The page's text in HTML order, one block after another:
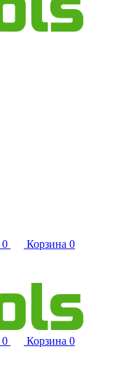
0 Корзина 0
0 Корзина 0